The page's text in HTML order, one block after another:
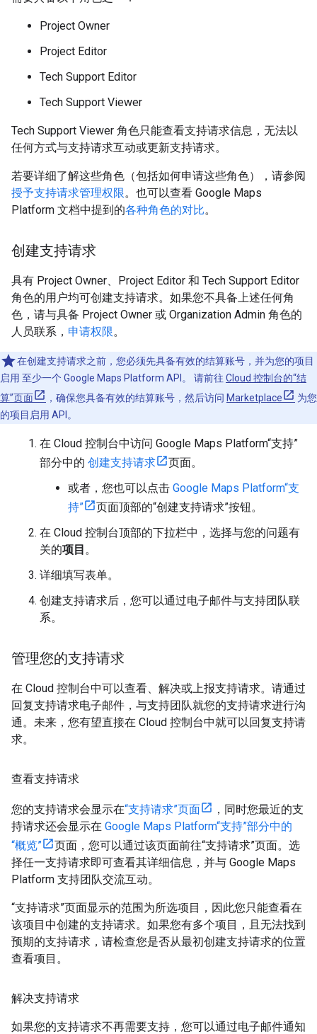
Project Owner
Project Editor
Tech Support Editor
Tech Support Viewer
Tech Support Viewer 角色只能查看支持请求信息，无法以
任何方式与支持请求互动或更新支持请求。
若要详细了解这些角色（包括如何申请这些角色），请参阅
授予支持请求管理权限。也可以查看 Google Maps
Platform 文档中提到的各种角色的对比。
创建支持请求
具有 Project Owner、Project Editor 和 Tech Support Editor
角色的用户均可创建支持请求。如果您不具备上述任何角
色，请与具备 Project Owner 或 Organization Admin 角色的
人员联系， 申请权限。
在创建支持请求之前，您必须先具备有效的结算账号，并为您的项目
启用 至少一个 Google Maps Platform API。 请前往 Cloud 控制台的“结
算”页面
，确保您具备有效的结算账号，然后访问 Marketplace
为您
的项目启用 API。
在 Cloud 控制台中访问 Google Maps Platform“支持”
部分中的 创建支持请求
页面。
或者，您也可以点击 Google Maps Platform“支
持”
页面顶部的“创建支持请求”按钮。
在 Cloud 控制台顶部的下拉栏中，选择与您的问题有
关的项目 。
详细填写表单。
创建支持请求后，您可以通过电子邮件与支持团队联
系。
管理您的支持请求
在 Cloud 控制台中可以查看、解决或上报支持请求。请通过
回复支持请求电子邮件，与支持团队就您的支持请求进行沟
通。未来，您有望直接在 Cloud 控制台中就可以回复支持请
求。
查看支持请求
您的支持请求会显示在“支持请求”页面
，同时您最近的支
持请求还会显示在 Google Maps Platform“支持”部分中的
“概览”
页面，您可以通过该页面前往“支持请求”页面。选
择任一支持请求即可查看其详细信息，并与 Google Maps
Platform 支持团队交流互动。
“支持请求”页面显示的范围为所选项目，因此您只能查看在
该项目中创建的支持请求。如果您有多个项目，且无法找到
预期的支持请求，请检查您是否从最初创建支持请求的位置
查看项目。
解决支持请求
如果您的支持请求不再需要支持，您可以通过电子邮件通知